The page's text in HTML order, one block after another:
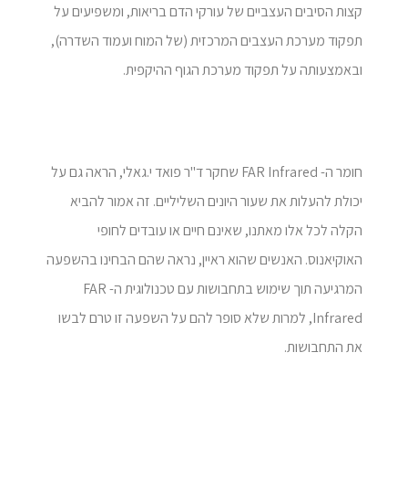
קצות הסיבים העצביים של עורקי הדם בריאות, ומשפיעים על
תפקוד מערכת העצבים המרכזית (של המוח ועמוד השדרה),
ובאמצעותה על תפקוד מערכת הגוף ההיקפית.
חומר ה- FAR Infrared שחקר ד"ר פואד י.גאלי, הראה גם על
יכולת להעלות את שעור היונים השליליים. זה אמור להביא
הקלה לכל אלו מאתנו, שאינם חיים או עובדים לחופי
האוקיאנוס. האנשים שהוא ראיין, נראה שהם הבחינו בהשפעה
המרגיעה תוך שימוש בתחבושות עם טכנולוגית ה- FAR
Infrared, למרות שלא סופר להם על השפעה זו טרם לבשו
את התחבושות.